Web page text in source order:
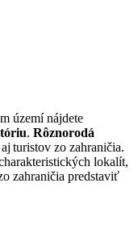
území nájdete
. Rôznorodá
turistov zo zahraničia.
lokalít,
zahraničia predstaviť